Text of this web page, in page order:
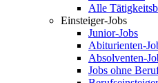
Alle
Einsteiger-Jobs
Junior-Jobs
Abiturienten-
Absolventen-
Jobs ohne